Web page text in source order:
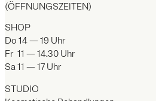
(ÖFFNUNGSZEITEN)
SHOP
Do 14 — 19 Uhr
Fr 11 — 14.30 Uhr
Sa 11 — 17 Uhr
STUDIO